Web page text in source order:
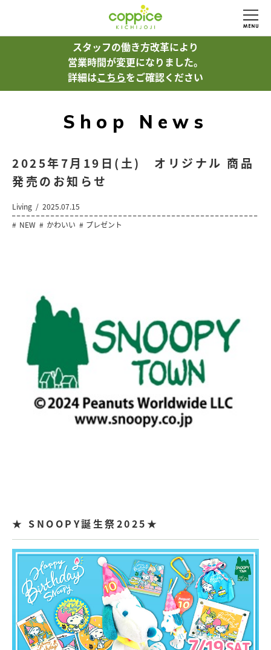
スタッフの働き方改革により
営業時間が変更になりました。
詳細はこちらをご確認ください
Shop News
2025年7月19日(土) オリジナル 商品
発売のお知らせ
Living
2025.07.15
NEW
かわいい プレゼント
★ SNOOPY誕生祭2025★